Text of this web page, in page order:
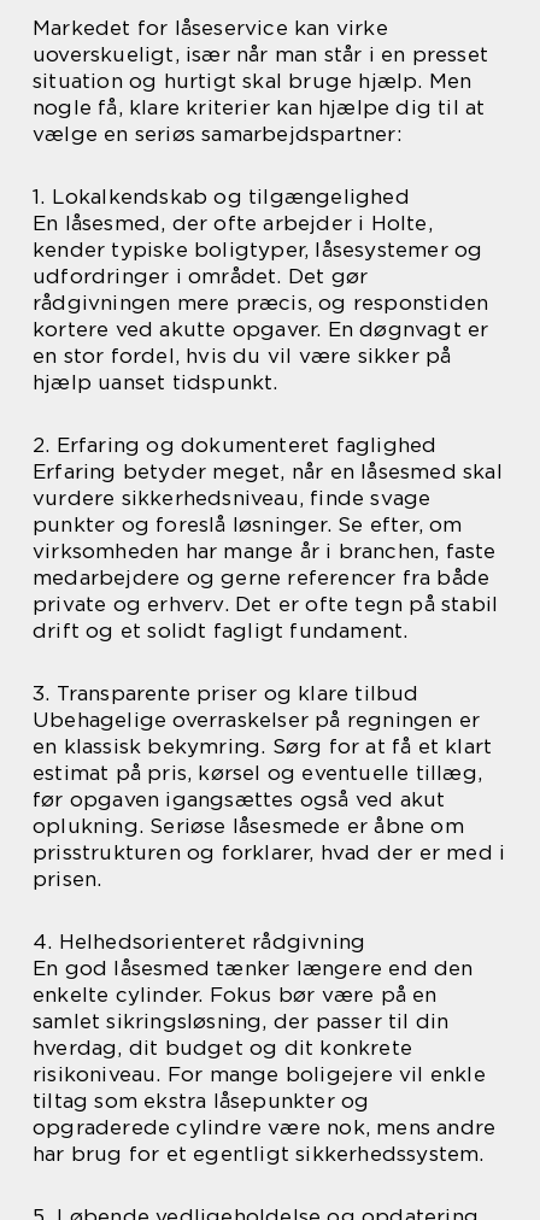
Markedet for låseservice kan virke
uoverskueligt, især når man står i en presset
situation og hurtigt skal bruge hjælp. Men
nogle få, klare kriterier kan hjælpe dig til at
vælge en seriøs samarbejdspartner:
1. Lokalkendskab og tilgængelighed
En låsesmed, der ofte arbejder i Holte,
kender typiske boligtyper, låsesystemer og
udfordringer i området. Det gør
rådgivningen mere præcis, og responstiden
kortere ved akutte opgaver. En døgnvagt er
en stor fordel, hvis du vil være sikker på
hjælp uanset tidspunkt.
2. Erfaring og dokumenteret faglighed
Erfaring betyder meget, når en låsesmed skal
vurdere sikkerhedsniveau, finde svage
punkter og foreslå løsninger. Se efter, om
virksomheden har mange år i branchen, faste
medarbejdere og gerne referencer fra både
private og erhverv. Det er ofte tegn på stabil
drift og et solidt fagligt fundament.
3. Transparente priser og klare tilbud
Ubehagelige overraskelser på regningen er
en klassisk bekymring. Sørg for at få et klart
estimat på pris, kørsel og eventuelle tillæg,
før opgaven igangsættes også ved akut
oplukning. Seriøse låsesmede er åbne om
prisstrukturen og forklarer, hvad der er med i
prisen.
4. Helhedsorienteret rådgivning
En god låsesmed tænker længere end den
enkelte cylinder. Fokus bør være på en
samlet sikringsløsning, der passer til din
hverdag, dit budget og dit konkrete
risikoniveau. For mange boligejere vil enkle
tiltag som ekstra låsepunkter og
opgraderede cylindre være nok, mens andre
har brug for et egentligt sikkerhedssystem.